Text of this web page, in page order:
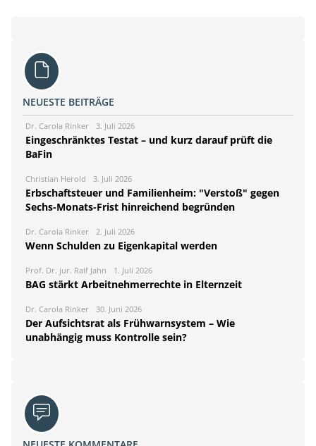
NEUESTE BEITRÄGE
Dr. Carola Rinker 3. Juli 2026
Eingeschränktes Testat – und kurz darauf prüft die
BaFin
Christian Herold 3. Juli 2026
Erbschaftsteuer und Familienheim: "Verstoß" gegen
Sechs-Monats-Frist hinreichend begründen
Dr. Carola Rinker 2. Juli 2026
Wenn Schulden zu Eigenkapital werden
Prof. Dr. jur. Ralf Jahn 1. Juli 2026
BAG stärkt Arbeitnehmerrechte in Elternzeit
Dr. Carola Rinker 30. Juni 2026
Der Aufsichtsrat als Frühwarnsystem – Wie
unabhängig muss Kontrolle sein?